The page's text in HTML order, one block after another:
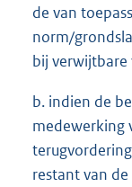
de van
norm/
bij
b. indien de
medewerking
restant van